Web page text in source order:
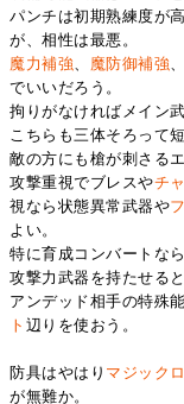
パンチは初期熟練度が
が、相性は最悪。
魔力補強 魔防御補強
でいいだろう。
拘りがなければメイン
こちらも三体そろって
敵の方にも槍が刺さる
攻撃重視でブレスやチ
視なら状態異常武器や
よい。
特に育成コンバートな
攻撃力武器を持たせる
アンデッド相手の特殊
ト 辺りを使おう。
防具はやはり マジック
が無難か。